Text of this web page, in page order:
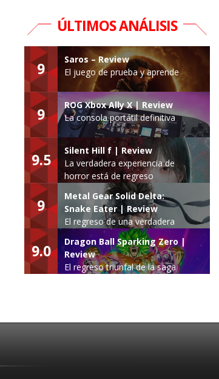
ÚLTIMOS ANÁLISIS
9
Saros – Review
El juego de prueba y aprende
9
ROG Xbox Ally X | Review
La consola portátil definitiva
9.5
Silent Hill f | Review
La verdadera experiencia de
horror está de regreso
9
Metal Gear Solid Delta:
Snake Eater | Review
El regreso de una verdadera
leyenda
9.0
Dragon Ball Sparking Zero |
Review
El regreso triunfal de la saga